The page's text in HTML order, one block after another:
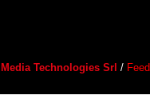
Media Technologies Srl /